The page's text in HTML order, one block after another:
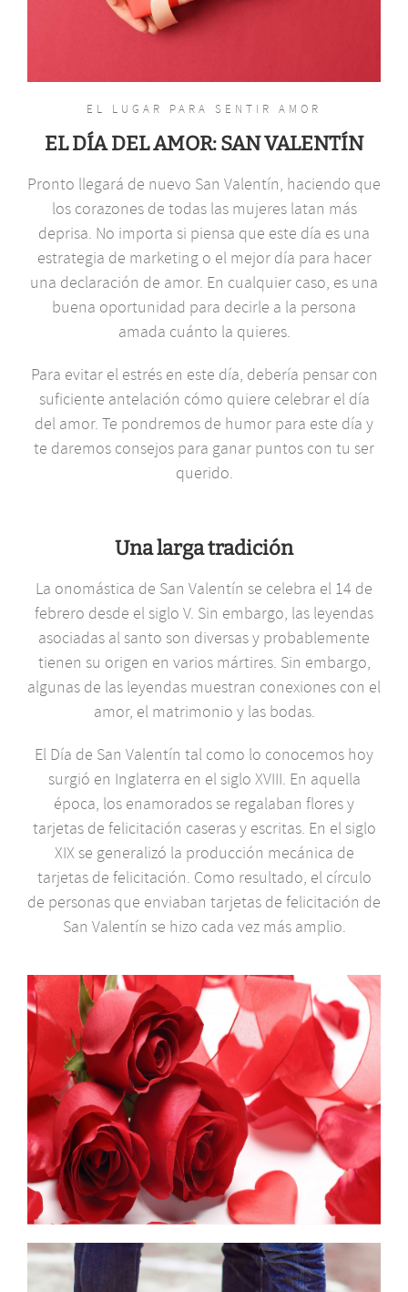
EL LUGAR PARA SENTIR AMOR
EL DÍA DEL AMOR: SAN VALENTÍN
Pronto llegará de nuevo San Valentín, haciendo que
los corazones de todas las mujeres latan más
deprisa. No importa si piensa que este día es una
estrategia de marketing o el mejor día para hacer
una declaración de amor. En cualquier caso, es una
buena oportunidad para decirle a la persona
amada cuánto la quieres.
Para evitar el estrés en este día, debería pensar con
suficiente antelación cómo quiere celebrar el día
del amor. Te pondremos de humor para este día y
te daremos consejos para ganar puntos con tu ser
querido.
Una larga tradición
La onomástica de San Valentín se celebra el 14 de
febrero desde el siglo V. Sin embargo, las leyendas
asociadas al santo son diversas y probablemente
tienen su origen en varios mártires. Sin embargo,
algunas de las leyendas muestran conexiones con el
amor, el matrimonio y las bodas.
El Día de San Valentín tal como lo conocemos hoy
surgió en Inglaterra en el siglo XVIII. En aquella
época, los enamorados se regalaban flores y
tarjetas de felicitación caseras y escritas. En el siglo
XIX se generalizó la producción mecánica de
tarjetas de felicitación. Como resultado, el círculo
de personas que enviaban tarjetas de felicitación de
San Valentín se hizo cada vez más amplio.